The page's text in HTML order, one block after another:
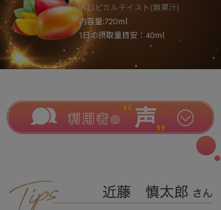
トロピカルテイスト(無果汁)
内容量:720ml
1日の摂取量目安：40ml